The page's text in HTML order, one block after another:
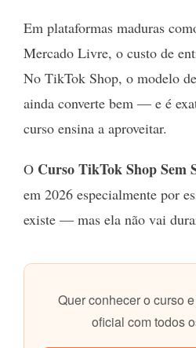
Em plataformas maduras
Mercado Livre, o custo de
No TikTok Shop, o modelo
ainda converte bem — e é
curso ensina a aproveitar.
O Curso TikTok Shop Sem
em 2026 especialmente por
existe — mas ela não vai
Quer conhecer o curso
oficial com todos